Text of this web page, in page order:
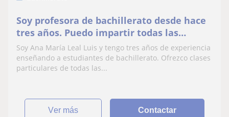
Soy profesora de bachillerato desde hace
tres años. Puedo impartir todas las
materias que sean necesarias
Soy Ana María Leal Luis y tengo tres años de experiencia
enseñando a estudiantes de bachillerato. Ofrezco clases
particulares de todas las...
ver más Contactar